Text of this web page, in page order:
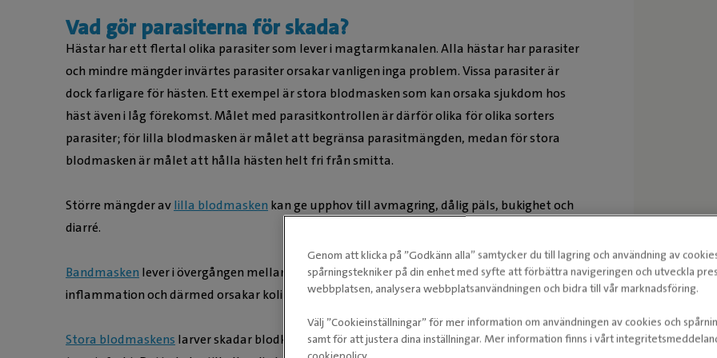
Vad gör parasiterna för skada?
Hästar har ett flertal olika parasiter som lever i magtarmkanalen. Alla hästar har parasiter
och mindre mängder invärtes parasiter orsakar vanligen inga problem. Vissa parasiter är
dock farligare för hästen. Ett exempel är stora blodmasken som kan orsaka sjukdom hos
häst även i låg förekomst. Målet med parasitkontrollen är därför olika för olika sorters
parasiter; för lilla blodmasken är målet att begränsa parasitmängden, medan för stora
blodmasken är målet att hålla hästen helt fri från smitta.
Större mängder avlilla blodmasken kan ge upphov till avmagring, dålig päls, bukighet och
diarré.
Bandmasken lever i övergången mellan tunntarm och grovtarm där de ger upphov till
inflammation och därmed orsakar kolik.
Stora blodmaskens larver skadar blodkärlen i tarmarnas krös och kan orsaka blodpropp och
Genom att klicka på ”Godkänn alla” samtycker du till lagring och användning av
spårningstekniker på din enhet med syfte att förbättra navigeringen och utveckla
webbplatsen, analysera webbplatsanvändningen och bidra till vår marknadsföring.
Välj ”Cookieinställningar” för mer information om användningen av cookies och
samt för att justera dina inställningar. Mer information finns i vårt